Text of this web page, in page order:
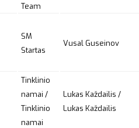
Team
SM
Startas
Vusal Guseinov
Tinklinio
namai /
Tinklinio
namai
Lukas Každailis /
Lukas Každailis